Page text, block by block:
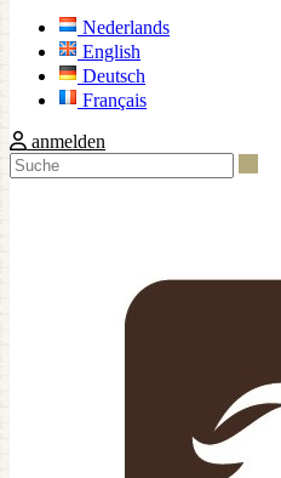
Nederlands
English
Deutsch
Français
anmelden